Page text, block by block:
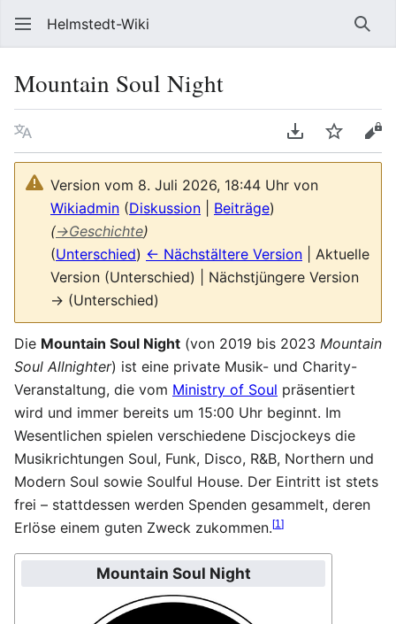
Helmstedt-Wiki
Mountain Soul Night
Sprache PDF
Version vom 8. Juli 2026, 18:44 Uhr von
Wikiadmin (Diskussion Beiträge)
(→Geschichte)
(Unterschied) ← Nächstältere Version | Aktuelle
Version (Unterschied) | Nächstjüngere Version
→ (Unterschied)
Die Mountain Soul Night (von 2019 bis 2023 Mountain
Soul Allnighter) ist eine private Musik- und Charity-
Veranstaltung, die vom Ministry of Soul präsentiert
wird und immer bereits um 15:00 Uhr beginnt. Im
Wesentlichen spielen verschiedene Discjockeys die
Musikrichtungen Soul, Funk, Disco, R&B, Northern und
Modern Soul sowie Soulful House. Der Eintritt ist stets
frei – stattdessen werden Spenden gesammelt, deren
Erlöse einem guten Zweck zukommen.[1 ]
Mountain Soul Night